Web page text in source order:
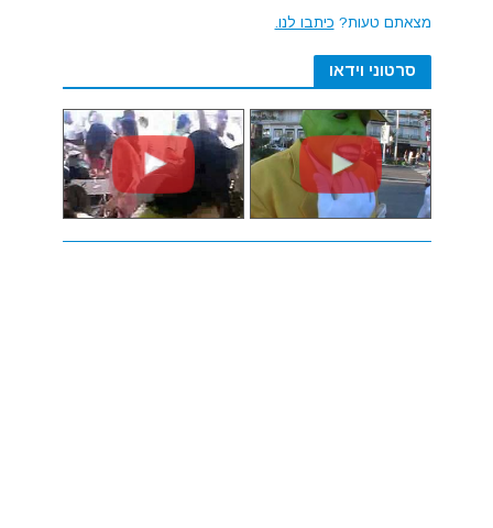
מצאתם טעות? כיתבו לנו.
סרטוני וידאו